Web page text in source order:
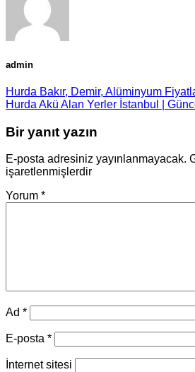
admin
Hurda Bakır, Demir, Alüminyum
Hurda Akü Alan Yerler İstanbul |
Bir yanıt yazın
E-posta adresiniz yayınlanmayacak.
işaretlenmişlerdir
Yorum *
Ad *
E-posta *
İnternet sitesi